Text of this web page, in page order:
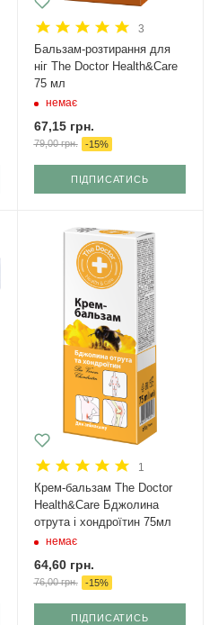
3
Бальзам-розтирання для
ніг The Doctor Health&Care
75 мл
немає
67,15грн.
79,00грн. -15%
ПІДПИСАТИСЬ
1
Крем-бальзам The Doctor
Health&Care Бджолина
отрута і хондроїтин 75мл
немає
64,60грн.
76,00грн. -15%
ПІДПИСАТИСЬ